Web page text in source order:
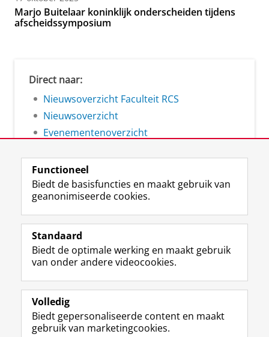
Marjo Buitelaar koninklijk onderscheiden tijdens
afscheidssymposium
Direct naar:
Nieuwsoverzicht Faculteit RCS
Nieuwsoverzicht
Evenementenoverzicht
Volg de RUG
F
a
e
b
o
p
a
L
i
k
e
I
-
p
R
S
-
f
e
R
I
n
t
r
m
Y
o
T
e
k
Studiekiezers
Alumni
Over ons
Functioneel
Biedt de basisfuncties en maakt gebruik van
geanonimiseerde cookies.
Standaard
Biedt de optimale werking en maakt gebruik
van onder andere videocookies.
Volledig
Biedt gepersonaliseerde content en maakt
gebruik van marketingcookies.